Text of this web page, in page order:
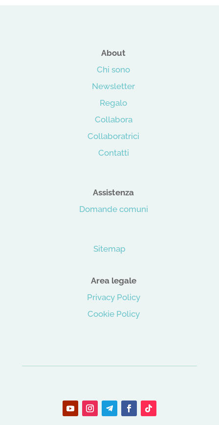
About
Chi sono
Newsletter
Regalo
Collabora
Collaboratrici
Contatti
Assistenza
Domande comuni
Sitemap
Area legale
Privacy Policy
Cookie Policy